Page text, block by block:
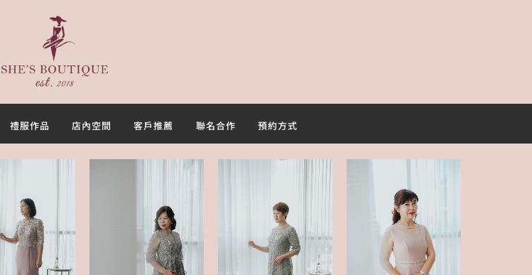
禮服作品 店內空間 客戶推薦 聯名合作 預約方式